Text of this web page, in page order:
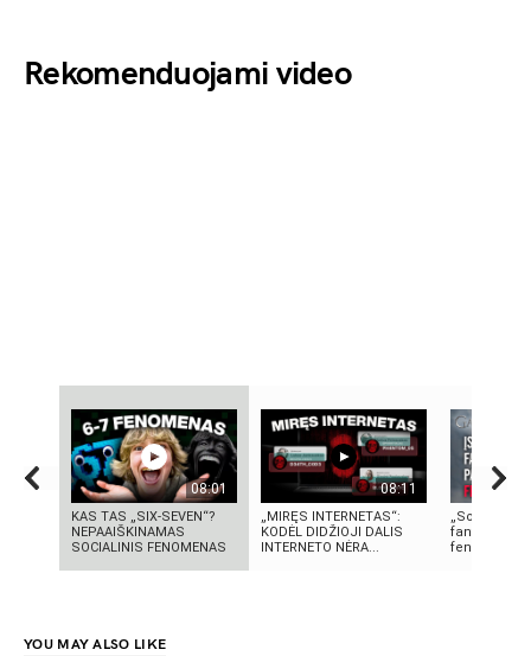
Rekomenduojami video
08:01
KAS TAS „SIX-SEVEN“?
NEPAAIŠKINAMAS
SOCIALINIS FENOMENAS
08:11
„MIRĘS INTERNETAS“:
KODĖL DIDŽIOJI DALIS
INTERNETO NĖRA...
„Sostų
fantastinio
fenomenas
YOU MAY ALSO LIKE